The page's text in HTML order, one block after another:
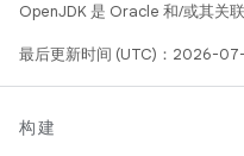
OpenJDK 是 Oracle 和/或其关联
最后更新时间 (UTC)：2026-07-
构建